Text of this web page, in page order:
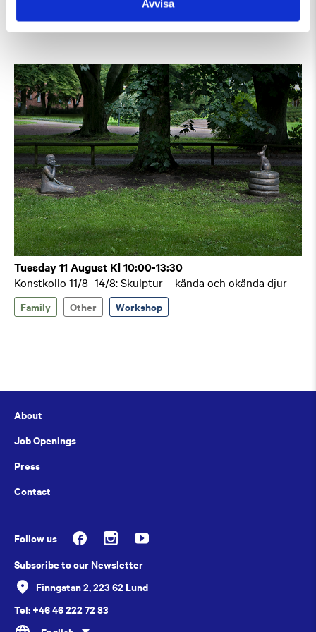
Avvisa
Guided Tours
Tuesday 11 August Kl 10:00-13:30
Konstkollo 11/8–14/8: Skulptur – kända och okända djur
Family Other Workshop
About
Job Openings
Press
Contact
Follow us
Subscribe to our Newsletter
Finngatan 2, 223 62 Lund
Tel: +46 46 222 72 83